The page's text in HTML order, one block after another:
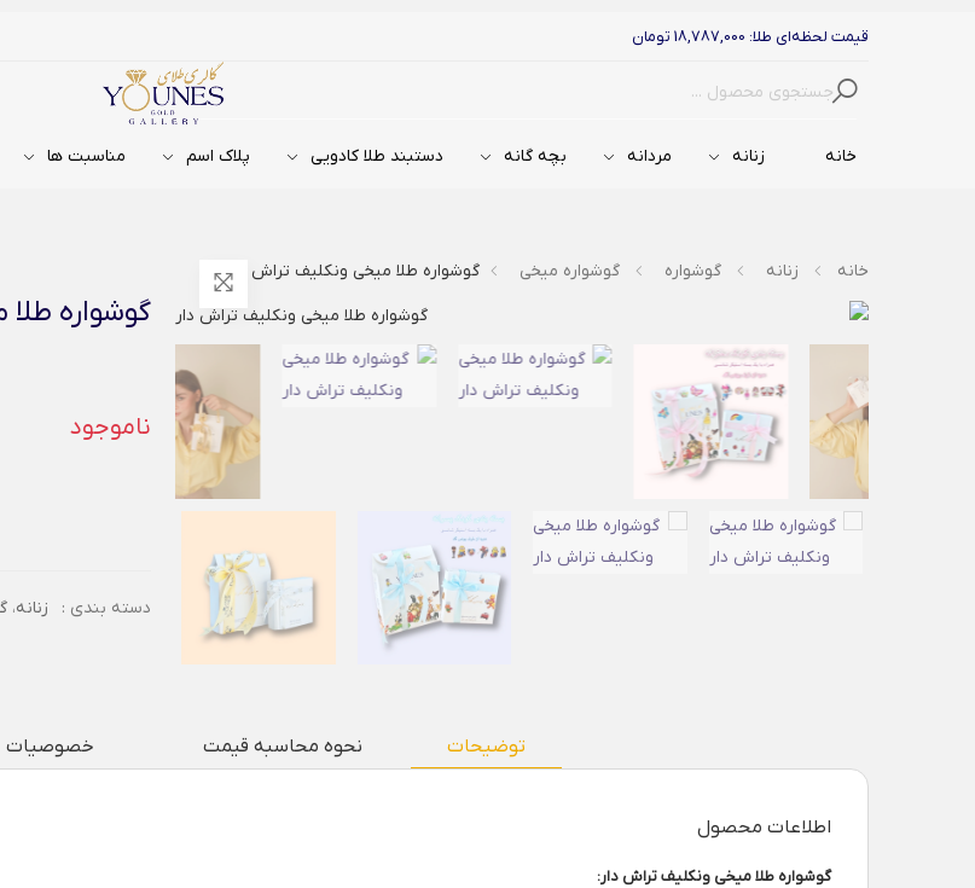
قیمت لحظه‌ای طلا: 18,787,000 تومان
جستجو
خانه زنانه مردانه بچه گانه دستبند طلا کادویی پلاک اسم مناسبت ها
خانه زنانه گوشواره گوشواره میخی گوشواره طلا میخی ونکلیف تراش دار
گوشواره
ناموجود
دسته بندی : زنانه،
توضیحات نحوه محاسبه قیمت خصوصیات
اطلاعات محصول
گوشواره طلا میخی ونکلیف تراش دار: